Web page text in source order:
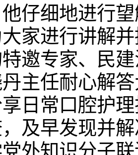
他仔细地进行
家进行讲解
邀专家、民
主任耐心解
日常口腔护
及早发现并